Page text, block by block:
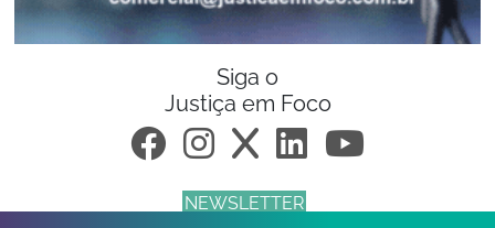
Siga o
Justiça em Foco
NEWSLETTER